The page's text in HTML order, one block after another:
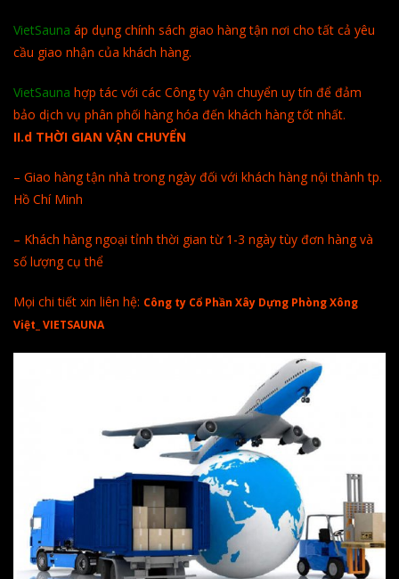
VietSauna áp dụng chính sách giao hàng tận nơi cho tất cả yêu
cầu giao nhận của khách hàng.
VietSauna hợp tác với các Công ty vận chuyển uy tín để đảm
bảo dịch vụ phân phối hàng hóa đến khách hàng tốt nhất.
II.d THỜI GIAN VẬN CHUYỂN
– Giao hàng tận nhà trong ngày đối với khách hàng nội thành tp.
Hồ Chí Minh
– Khách hàng ngoại tỉnh thời gian từ 1-3 ngày tùy đơn hàng và
số lượng cụ thể
Mọi chi tiết xin liên hệ: Công ty Cổ Phần Xây Dựng Phòng Xông
Việt_ VIETSAUNA